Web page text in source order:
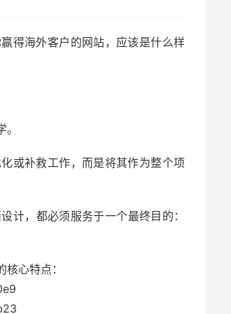
得海外客户的网站，应该是什么样
或补救工作，而是将其作为整个项
计，都必须服务于一个最终目的：
心特点：